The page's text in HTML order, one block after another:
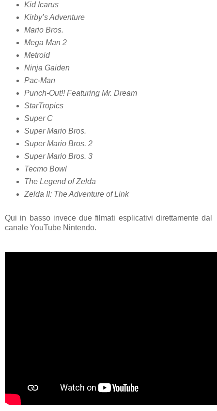
Kid Icarus
Kirby’s Adventure
Mario Bros.
Mega Man 2
Metroid
Ninja Gaiden
Pac-Man
Punch-Out!! Featuring Mr. Dream
StarTropics
Super C
Super Mario Bros.
Super Mario Bros. 2
Super Mario Bros. 3
Tecmo Bowl
The Legend of Zelda
Zelda II: The Adventure of Link
Qui in basso invece due filmati esplicativi direttamente dal
canale YouTube Nintendo.